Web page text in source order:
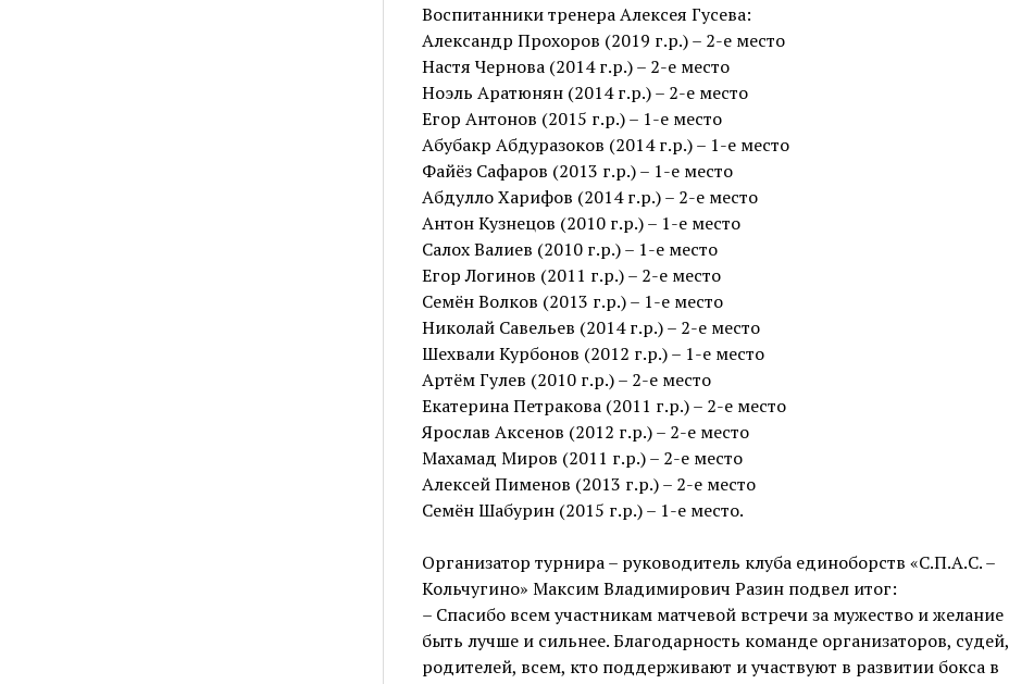
Воспитанники тренера Алексея Гусева:
Александр Прохоров (2019 г.р.) – 2-е место
Настя Чернова (2014 г.р.) – 2-е место
Ноэль Аратюнян (2014 г.р.) – 2-е место
Егор Антонов (2015 г.р.) – 1-е место
Абубакр Абдуразоков (2014 г.р.) – 1-е место
Файёз Сафаров (2013 г.р.) – 1-е место
Абдулло Харифов (2014 г.р.) – 2-е место
Антон Кузнецов (2010 г.р.) – 1-е место
Салох Валиев (2010 г.р.) – 1-е место
Егор Логинов (2011 г.р.) – 2-е место
Семён Волков (2013 г.р.) – 1-е место
Николай Савельев (2014 г.р.) – 2-е место
Шехвали Курбонов (2012 г.р.) – 1-е место
Артём Гулев (2010 г.р.) – 2-е место
Екатерина Петракова (2011 г.р.) – 2-е место
Ярослав Аксенов (2012 г.р.) – 2-е место
Махамад Миров (2011 г.р.) – 2-е место
Алексей Пименов (2013 г.р.) – 2-е место
Семён Шабурин (2015 г.р.) – 1-е место.
Организатор турнира – руководитель клуба единоборств «С.П.А.С. –
Кольчугино» Максим Владимирович Разин подвел итог:
– Спасибо всем участникам матчевой встречи за мужество и желание
быть лучше и сильнее. Благодарность команде организаторов, судей,
родителей, всем, кто поддерживают и участвуют в развитии бокса в